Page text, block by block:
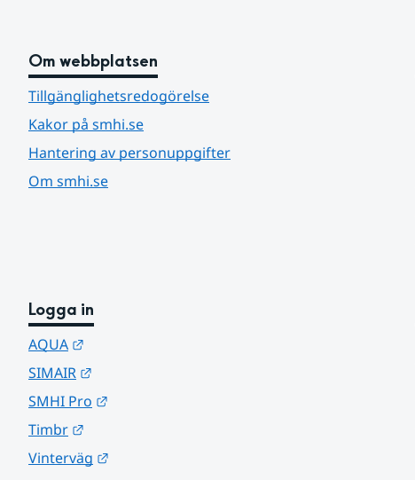
Om webbplatsen
Tillgänglighetsredogörelse
Kakor på smhi.se
Hantering av personuppgifter
Om smhi.se
Logga in
AQUA
SIMAIR
SMHI Pro
Timbr
Vinterväg